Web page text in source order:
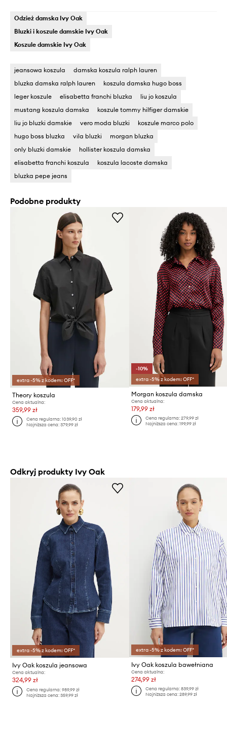
Odzież damska Ivy Oak
Bluzki i koszule damskie Ivy Oak
Koszule damskie Ivy Oak
jeansowa koszula
damska koszula ralph lauren
bluzka damska ralph lauren
koszula damska hugo boss
leger koszule
elisabetta franchi bluzka
liu jo koszula
mustang koszula damska
koszule tommy hilfiger damskie
liu jo bluzki damskie
vero moda bluzki
koszule marco polo
hugo boss bluzka
vila bluzki
morgan bluzka
only bluzki damskie
hollister koszula damska
elisabetta franchi koszula
koszula lacoste damska
bluzka pepe jeans
Podobne produkty
extra -5% z kodem: OFF*
Theory koszula
Cena aktualna:
359,99 zł
Cena regularna:1039,90 zł
Najniższa cena:379,99 zł
-10%
extra -5% z kodem: OFF*
Morgan koszula damska
Cena aktualna:
179,99 zł
Cena regularna: 279,99 zł
Najniższa cena: 199,99 zł
Odkryj produkty Ivy Oak
extra -5% z kodem: OFF*
Ivy Oak koszula jeansowa
Cena aktualna:
324,99 zł
Cena regularna:989,99 zł
Najniższa cena:359,99 zł
extra -5% z kodem: OFF*
Ivy Oak koszula bawełniana
Cena aktualna:
274,99 zł
Cena regularna: 839,99 zł
Najniższa cena: 289,99 zł